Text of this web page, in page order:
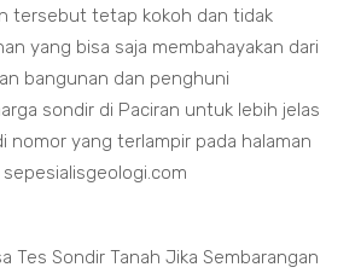
tersebut tetap kokoh dan tidak
yang bisa saja membahayakan dari
bangunan dan penghuni
sondir di Paciran untuk lebih jelas
nomor yang terlampir pada halaman
Tes Sondir Tanah Jika Sembarangan